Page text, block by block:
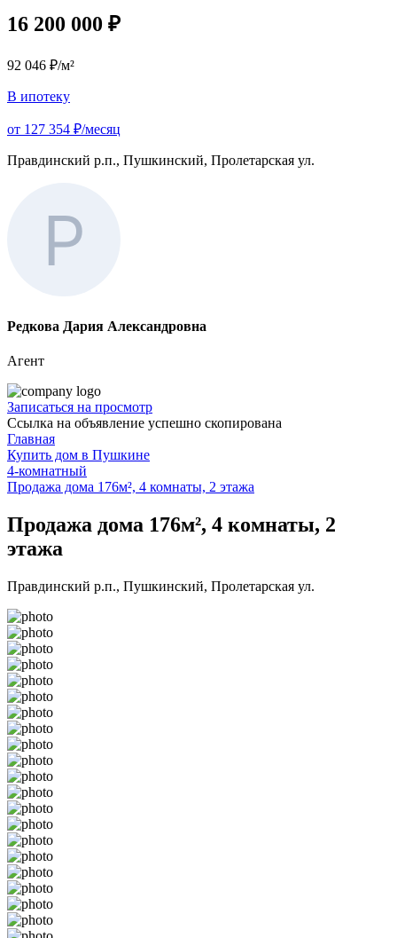
16 200 000 ₽
92 046 ₽/м²
В ипотеку
от 127 354 ₽/месяц
Правдинский р.п., Пушкинский, Пролетарская ул.
Редкова Дария Александровна
Агент
Записаться на просмотр
Ссылка на объявление успешно скопирована
Главная
Купить дом в Пушкине
4-комнатный
Продажа дома 176м², 4 комнаты, 2 этажа
Продажа дома 176м², 4 комнаты, 2
этажа
Правдинский р.п., Пушкинский, Пролетарская ул.